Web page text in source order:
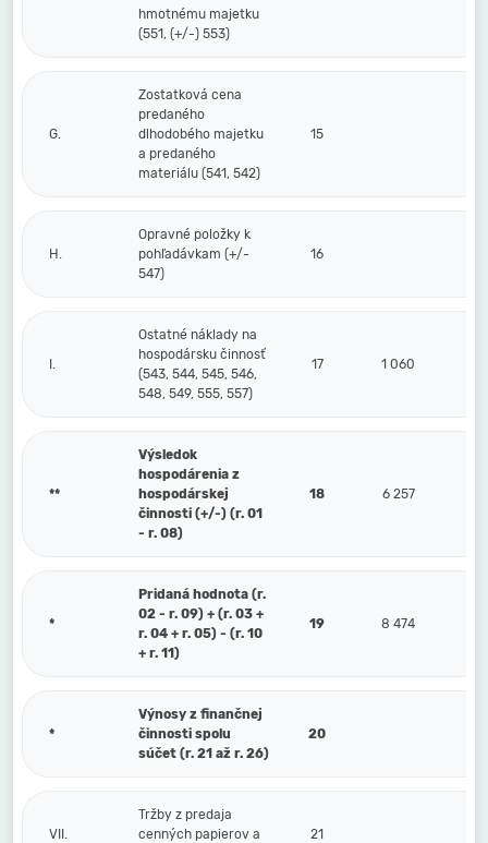
hmotnému majetku
(551, (+/-) 553)
G.
Zostatková cena
predaného
dlhodobého majetku
a predaného
materiálu (541, 542)
15
H.
Opravné položky k
pohľadávkam (+/-
547)
16
I.
Ostatné náklady na
hospodársku činnosť
(543, 544, 545, 546,
548, 549, 555, 557)
17 1 060
**
Výsledok
hospodárenia z
hospodárskej
činnosti (+/-) (r. 01
- r. 08)
18 6 257
*
Pridaná hodnota (r.
02 - r. 09) + (r. 03 +
r. 04 + r. 05) - (r. 10
+ r. 11)
19 8 474
*
Výnosy z finančnej
činnosti spolu
súčet (r. 21 až r. 26)
20
VII.
Tržby z predaja
cenných papierov a
21